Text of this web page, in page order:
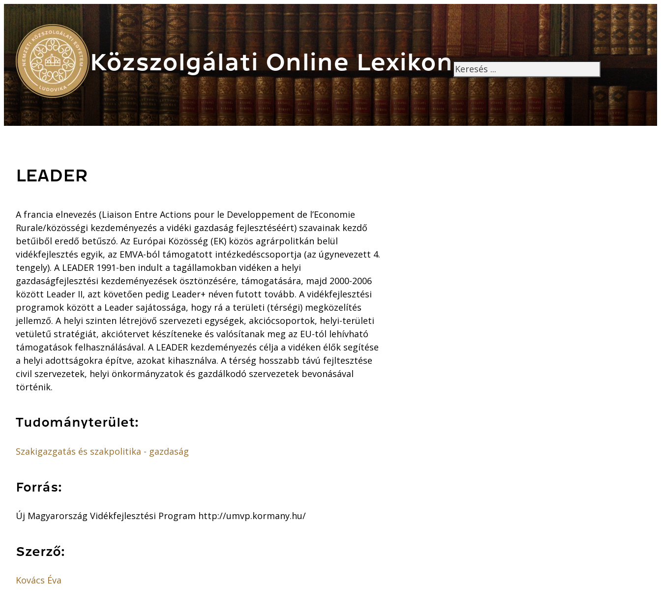
Közszolgálati Online Lexikon Keresés
LEADER
A francia elnevezés (Liaison Entre Actions pour le Developpement de l’Economie
Rurale/közösségi kezdeményezés a vidéki gazdaság fejlesztéséért) szavainak kezdő
betűiből eredő betűszó. Az Európai Közösség (EK) közös agrárpolitkán belül
vidékfejlesztés egyik, az EMVA-ból támogatott intézkedéscsoportja (az úgynevezett 4.
tengely). A LEADER 1991-ben indult a tagállamokban vidéken a helyi
gazdaságfejlesztési kezdeményezések ösztönzésére, támogatására, majd 2000-2006
között Leader II, azt követően pedig Leader+ néven futott tovább. A vidékfejlesztési
programok között a Leader sajátossága, hogy rá a területi (térségi) megközelítés
jellemző. A helyi szinten létrejövő szervezeti egységek, akciócsoportok, helyi-területi
vetületű stratégiát, akciótervet készíteneke és valósítanak meg az EU-tól lehívható
támogatások felhasználásával. A LEADER kezdeményezés célja a vidéken élők segítése
a helyi adottságokra építve, azokat kihasználva. A térség hosszabb távú fejltesztése
civil szervezetek, helyi önkormányzatok és gazdálkodó szervezetek bevonásával
történik.
Tudományterület:
Szakigazgatás és szakpolitika - gazdaság
Forrás:
Új Magyarország Vidékfejlesztési Program http://umvp.kormany.hu/
Szerző:
Kovács Éva